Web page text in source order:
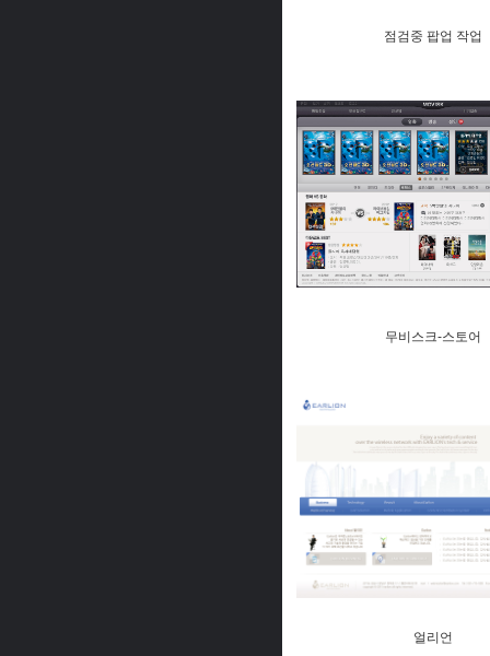
점검중 팝업 작업
무비스크-스토어
얼리언